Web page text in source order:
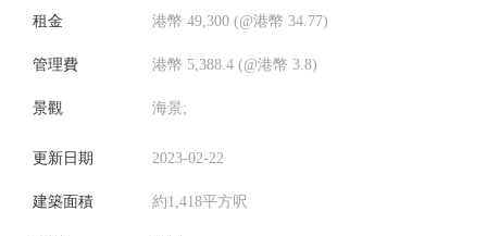
租金 港幣 49,300 (@港幣 34.77)
管理費 港幣 5,388.4 (@港幣 3.8)
景觀 海景;
更新日期 2023-02-22
建築面積 約1,418平方呎